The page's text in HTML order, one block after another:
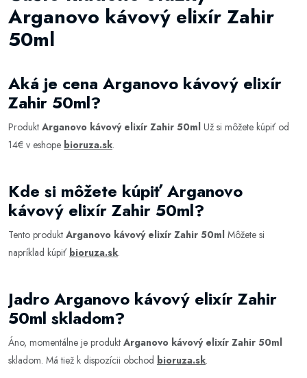
Arganovo kávový elixír Zahir
50ml
Aká je cena Arganovo kávový elixír
Zahir 50ml?
Produkt Arganovo kávový elixír Zahir 50ml Už si môžete kúpiť od
14€ v eshope bioruza.sk.
Kde si môžete kúpiť Arganovo
kávový elixír Zahir 50ml?
Tento produkt Arganovo kávový elixír Zahir 50ml Môžete si
napríklad kúpiť bioruza.sk.
Jadro Arganovo kávový elixír Zahir
50ml skladom?
Áno, momentálne je produkt Arganovo kávový elixír Zahir 50ml
skladom. Má tiež k dispozícii obchod bioruza.sk.